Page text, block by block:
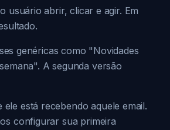
usuário abrir, clicar e agir. Em
genéricas como "Novidades
A segunda versão
está recebendo aquele email.
configurar sua primeira